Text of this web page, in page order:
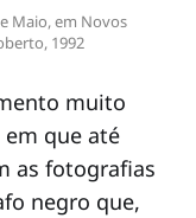
Maio, em Novos
1992
muito
que até
as fotografias
negro que,